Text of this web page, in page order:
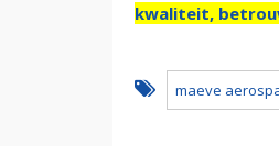
kwaliteit,
maeve